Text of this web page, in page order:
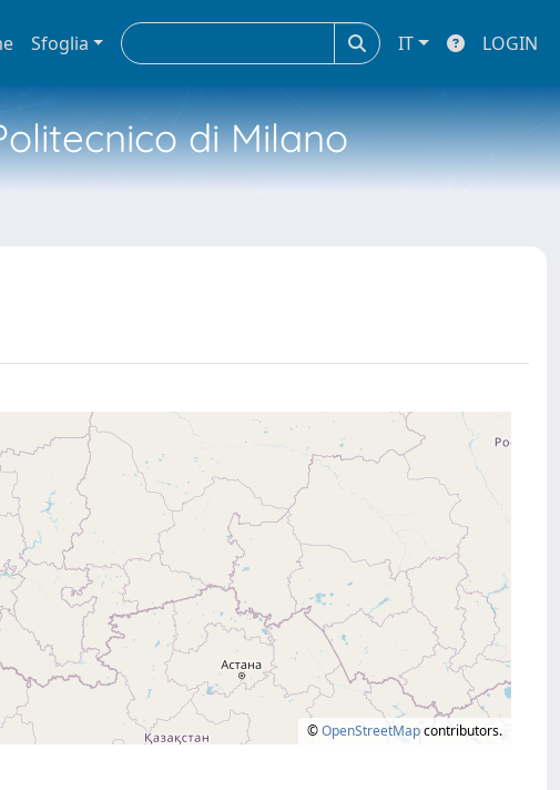
Sfoglia IT LOGIN
di Milano
©OpenStreetMapcontributors.